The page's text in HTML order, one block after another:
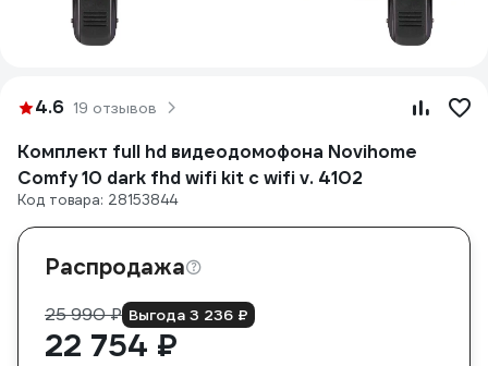
4.6 19 отзывов
Комплект full hd видеодомофона Novihome
Comfy 10 dark fhd wifi kit с wifi v. 4102
Код товара: 28153844
Распродажа
25 990 ₽ Выгода 3 236 ₽
22 754 ₽